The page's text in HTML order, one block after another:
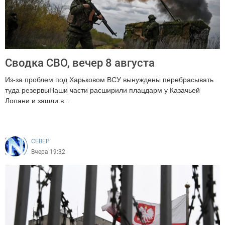
Сводка СВО, вечер 8 августа
Из-за проблем под Харьковом ВСУ вынуждены перебрасывать
туда резервыНаши части расширили плацдарм у Казачьей
Лопани и зашли в...
CEВЕР
Вчера 19:32